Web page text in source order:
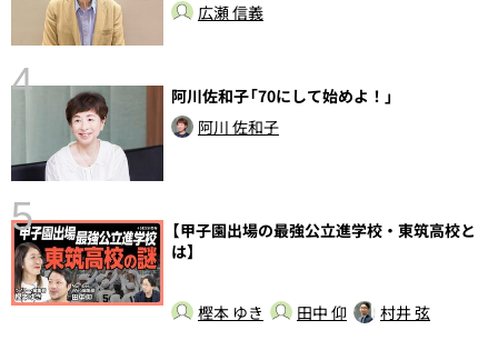
広瀬 信義
4
阿川佐和子「70にして始めよ！」
阿川 佐和子
5
【甲子園出場の最強公立進学校・東筑高校と
は】
樫本 ゆき 田中 仰 村井 弦